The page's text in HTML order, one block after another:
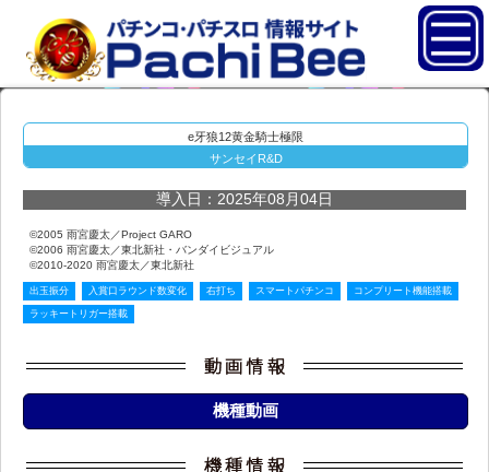
e牙狼12黄金騎士極限
サンセイR&D
導入日：2025年08月04日
©2005 雨宮慶太／Project GARO
©2006 雨宮慶太／東北新社・バンダイビジュアル
©2010-2020 雨宮慶太／東北新社
出玉振分 入賞口ラウンド数変化 右打ち スマートパチンコ コンプリート機能搭載
ラッキートリガー搭載
機種動画